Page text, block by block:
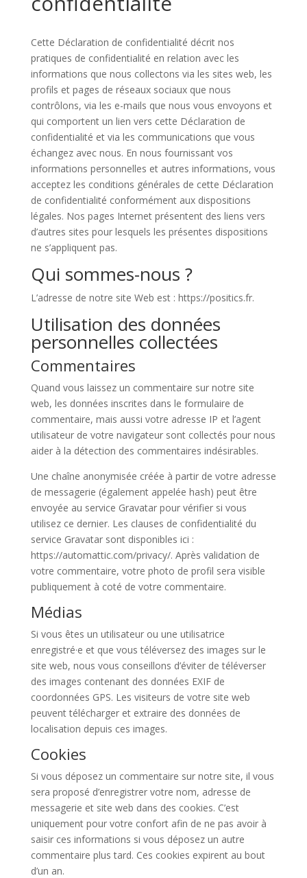
Cette Déclaration de confidentialité décrit nos
pratiques de confidentialité en relation avec les
informations que nous collectons via les sites web, les
profils et pages de réseaux sociaux que nous
contrôlons, via les e-mails que nous vous envoyons et
qui comportent un lien vers cette Déclaration de
confidentialité et via les communications que vous
échangez avec nous. En nous fournissant vos
informations personnelles et autres informations, vous
acceptez les conditions générales de cette Déclaration
de confidentialité conformément aux dispositions
légales. Nos pages Internet présentent des liens vers
d’autres sites pour lesquels les présentes dispositions
ne s’appliquent pas.
Qui sommes-nous ?
L’adresse de notre site Web est : https://positics.fr.
Utilisation des données
personnelles collectées
Commentaires
Quand vous laissez un commentaire sur notre site
web, les données inscrites dans le formulaire de
commentaire, mais aussi votre adresse IP et l’agent
utilisateur de votre navigateur sont collectés pour nous
aider à la détection des commentaires indésirables.
Une chaîne anonymisée créée à partir de votre adresse
de messagerie (également appelée hash) peut être
envoyée au service Gravatar pour vérifier si vous
utilisez ce dernier. Les clauses de confidentialité du
service Gravatar sont disponibles ici :
https://automattic.com/privacy/. Après validation de
votre commentaire, votre photo de profil sera visible
publiquement à coté de votre commentaire.
Médias
Si vous êtes un utilisateur ou une utilisatrice
enregistré·e et que vous téléversez des images sur le
site web, nous vous conseillons d’éviter de téléverser
des images contenant des données EXIF de
coordonnées GPS. Les visiteurs de votre site web
peuvent télécharger et extraire des données de
localisation depuis ces images.
Cookies
Si vous déposez un commentaire sur notre site, il vous
sera proposé d’enregistrer votre nom, adresse de
messagerie et site web dans des cookies. C’est
uniquement pour votre confort afin de ne pas avoir à
saisir ces informations si vous déposez un autre
commentaire plus tard. Ces cookies expirent au bout
d’un an.